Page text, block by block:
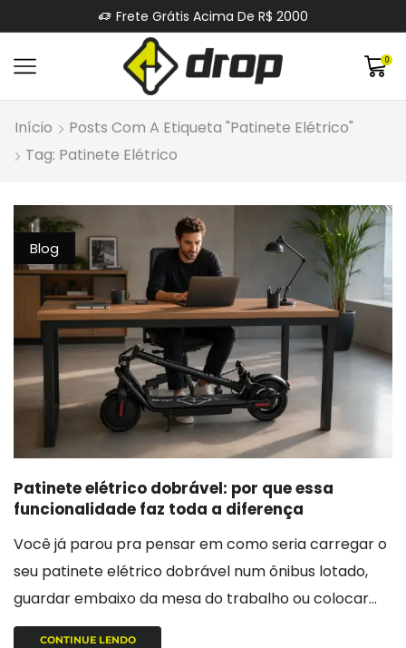
Frete Grátis Acima De R$ 2000
0
Início
Posts Com A Etiqueta "patinete Elétrico"
Tag: Patinete Elétrico
Blog
Patinete elétrico dobrável: por que essa
funcionalidade faz toda a diferença
Você já parou pra pensar em como seria carregar o
seu patinete elétrico dobrável num ônibus lotado,
guardar embaixo da mesa do trabalho ou colocar...
CONTINUE LENDO